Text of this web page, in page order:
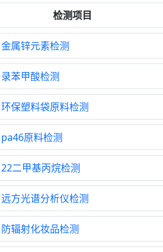
检测项目
金属锌元素检测
录苯甲酸检测
环保塑料袋原料检测
pa46原料检测
22二甲基丙烷检测
远方光谱分析仪检测
防辐射化妆品检测